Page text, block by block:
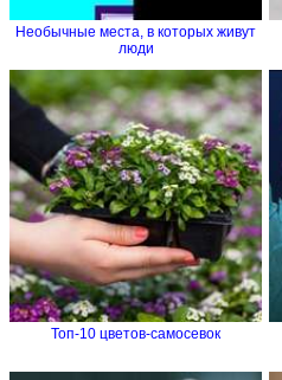
Необычные места, в которых живут
люди
Топ-10 цветов-самосевок